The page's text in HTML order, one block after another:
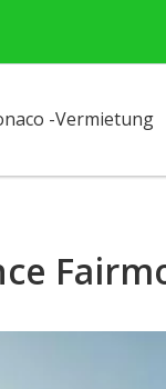
-Vermietung